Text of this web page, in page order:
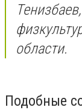
области.
Подобные